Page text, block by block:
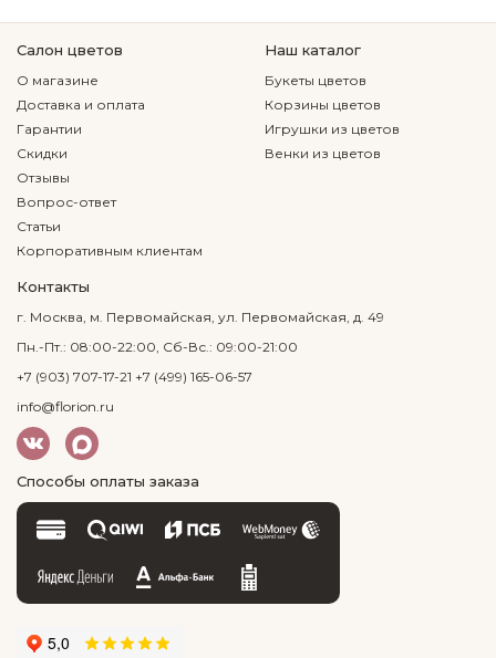
Салон цветов
О магазине
Доставка и оплата
Гарантии
Скидки
Отзывы
Вопрос-ответ
Статьи
Корпоративным клиентам
Наш каталог
Букеты цветов
Корзины цветов
Игрушки из цветов
Венки из цветов
Контакты
г. Москва, м. Первомайская, ул. Первомайская, д. 49
Пн.-Пт.: 08:00-22:00, Сб-Вс.: 09:00-21:00
+7 (903) 707-17-21 +7 (499) 165-06-57
info@florion.ru
Способы оплаты заказа